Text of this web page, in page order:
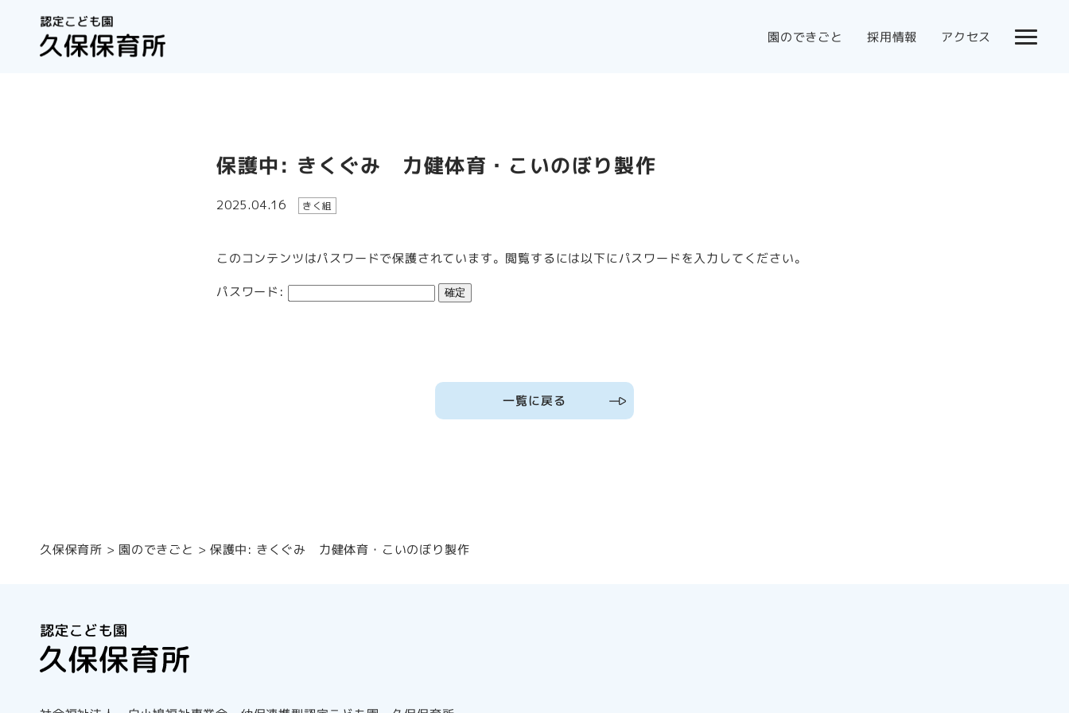
園のできごと 採用情報 アクセス
保護中: きくぐみ 力健体育・こいのぼり製作
2025.04.16 きく組
このコンテンツはパスワードで保護されています。閲覧するには以下にパスワードを入力してください。
パスワード:
一覧に戻る
久保保育所 園のできごと 保護中: きくぐみ 力健体育・こいのぼり製作